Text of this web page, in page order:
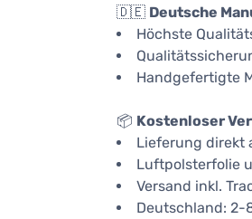
🇩🇪 Deutsche
Höchste
Handgefertigte
📦 Kostenloser
Lieferung direkt
Luftpolsterfolie
Versand inkl.
Deutschland: 2-